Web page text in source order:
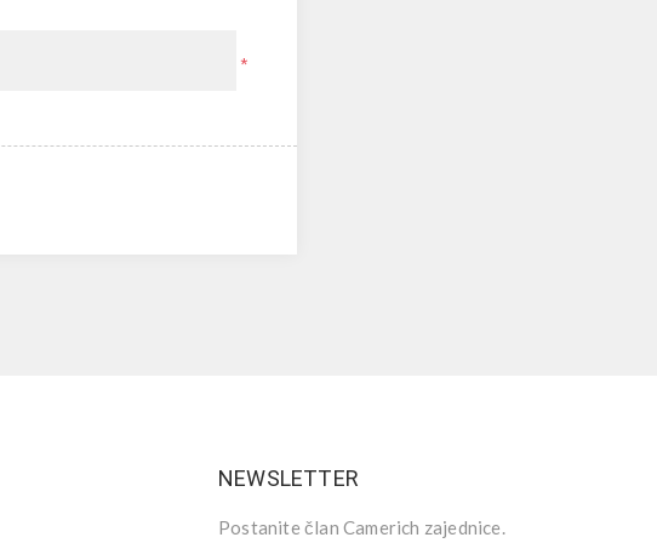
*
NEWSLETTER
Postanite član Camerich zajednice.